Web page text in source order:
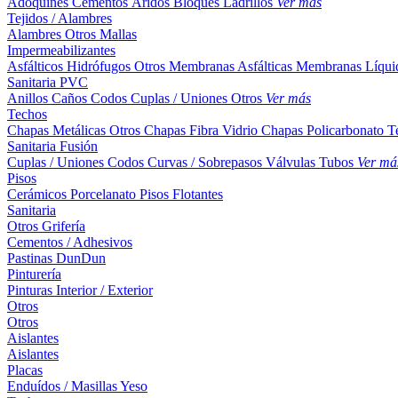
Tejidos / Alambres
Alambres Otros Mallas
Impermeabilizantes
Asfálticos Hidrófugos Otros Membranas Asfálticas Membranas
Sanitaria PVC
Anillos Caños Codos Cuplas / Uniones Otros Ver más
Techos
Chapas Metálicas Otros Chapas Fibra Vidrio Chapas Policarbonato
Sanitaria Fusión
Cuplas / Uniones Codos Curvas / Sobrepasos Válvulas Tubos Ver
Pisos
Cerámicos Porcelanato Pisos Flotantes
Sanitaria
Otros Grifería
Cementos / Adhesivos
Pastinas DunDun
Pinturería
Pinturas Interior / Exterior
Otros
Otros
Aislantes
Aislantes
Placas
Enduídos / MasillasYeso